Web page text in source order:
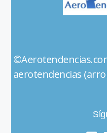
aerotendencias